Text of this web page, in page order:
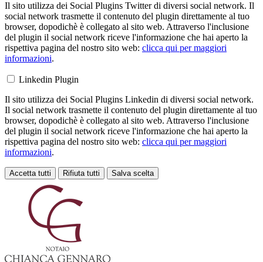
Il sito utilizza dei Social Plugins Twitter di diversi social network. Il
social network trasmette il contenuto del plugin direttamente al tuo
browser, dopodichè è collegato al sito web. Attraverso l'inclusione
del plugin il social network riceve l'informazione che hai aperto la
rispettiva pagina del nostro sito web: clicca qui per maggiori
informazioni.
Linkedin Plugin
Il sito utilizza dei Social Plugins Linkedin di diversi social network.
Il social network trasmette il contenuto del plugin direttamente al tuo
browser, dopodichè è collegato al sito web. Attraverso l'inclusione
del plugin il social network riceve l'informazione che hai aperto la
rispettiva pagina del nostro sito web: clicca qui per maggiori
informazioni.
Accetta tutti Rifiuta tutti Salva scelta